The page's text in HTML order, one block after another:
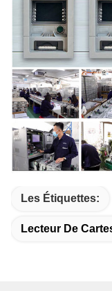
Les Étiquettes:
Lecteur De